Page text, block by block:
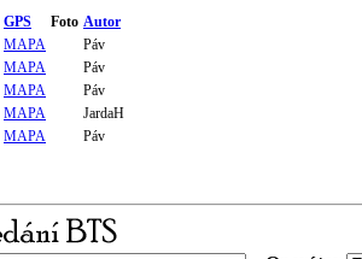
GPS Foto Autor
MAPA
Páv
MAPA
Páv
MAPA
Páv
MAPA
JardaH
MAPA Páv